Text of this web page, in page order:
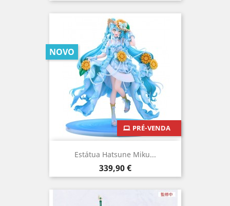
Estátua Hatsune Miku...
Preço
339,90 €
PRÉ-VENDA
NOVO